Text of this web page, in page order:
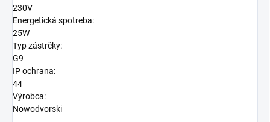
230V
Energetická spotreba:
25W
Typ zástrčky:
G9
IP ochrana:
44
Výrobca:
Nowodvorski